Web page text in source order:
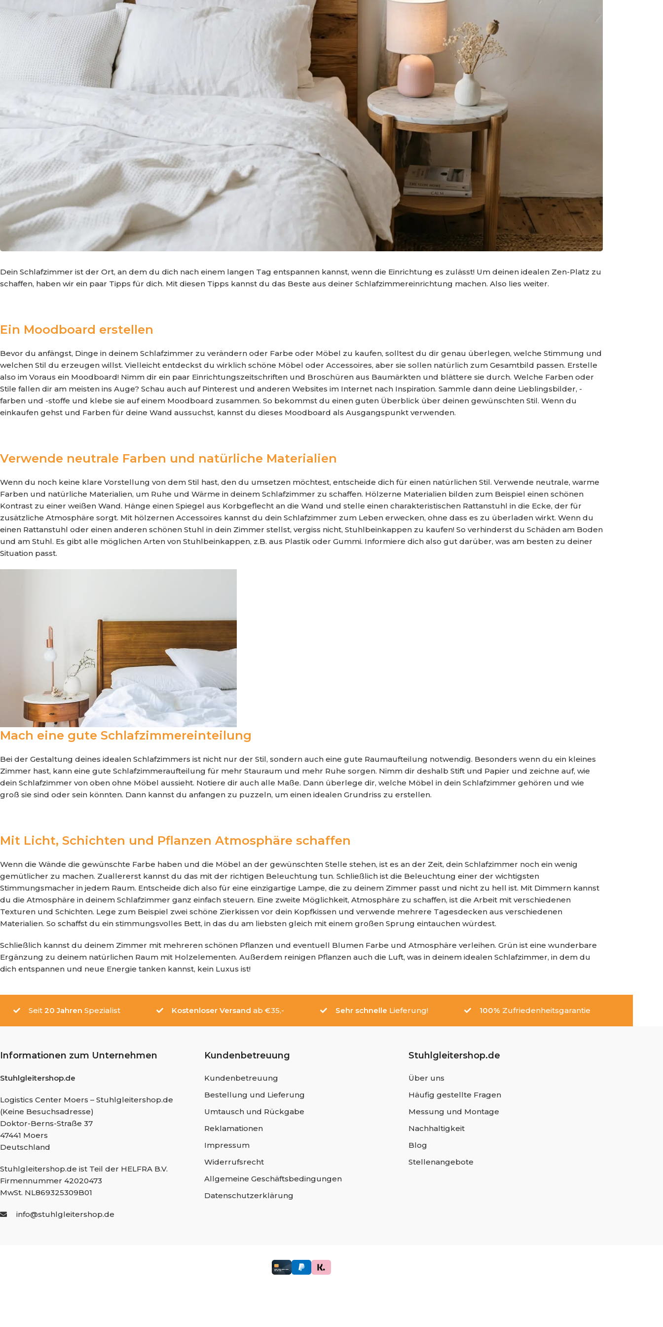
Dein Schlafzimmer ist der Ort, an dem du dich nach einem langen Tag entspannen kannst, wenn die Einrichtung es zulässt! Um deinen idealen Zen-Platz zu
schaffen, haben wir ein paar Tipps für dich. Mit diesen Tipps kannst du das Beste aus deiner Schlafzimmereinrichtung machen. Also lies weiter.
Ein Moodboard erstellen
Bevor du anfängst, Dinge in deinem Schlafzimmer zu verändern oder Farbe oder Möbel zu kaufen, solltest du dir genau überlegen, welche Stimmung und
welchen Stil du erzeugen willst. Vielleicht entdeckst du wirklich schöne Möbel oder Accessoires, aber sie sollen natürlich zum Gesamtbild passen. Erstelle
also im Voraus ein Moodboard! Nimm dir ein paar Einrichtungszeitschriften und Broschüren aus Baumärkten und blättere sie durch. Welche Farben oder
Stile fallen dir am meisten ins Auge? Schau auch auf Pinterest und anderen Websites im Internet nach Inspiration. Sammle dann deine Lieblingsbilder, -
farben und -stoffe und klebe sie auf einem Moodboard zusammen. So bekommst du einen guten Überblick über deinen gewünschten Stil. Wenn du
einkaufen gehst und Farben für deine Wand aussuchst, kannst du dieses Moodboard als Ausgangspunkt verwenden.
Verwende neutrale Farben und natürliche Materialien
Wenn du noch keine klare Vorstellung von dem Stil hast, den du umsetzen möchtest, entscheide dich für einen natürlichen Stil. Verwende neutrale, warme
Farben und natürliche Materialien, um Ruhe und Wärme in deinem Schlafzimmer zu schaffen. Hölzerne Materialien bilden zum Beispiel einen schönen
Kontrast zu einer weißen Wand. Hänge einen Spiegel aus Korbgeflecht an die Wand und stelle einen charakteristischen Rattanstuhl in die Ecke, der für
zusätzliche Atmosphäre sorgt. Mit hölzernen Accessoires kannst du dein Schlafzimmer zum Leben erwecken, ohne dass es zu überladen wirkt. Wenn du
einen Rattanstuhl oder einen anderen schönen Stuhl in dein Zimmer stellst, vergiss nicht, Stuhlbeinkappen zu kaufen! So verhinderst du Schäden am Boden
und am Stuhl. Es gibt alle möglichen Arten von Stuhlbeinkappen, z.B. aus Plastik oder Gummi. Informiere dich also gut darüber, was am besten zu deiner
Situation passt.
Mach eine gute Schlafzimmereinteilung
Bei der Gestaltung deines idealen Schlafzimmers ist nicht nur der Stil, sondern auch eine gute Raumaufteilung notwendig. Besonders wenn du ein kleines
Zimmer hast, kann eine gute Schlafzimmeraufteilung für mehr Stauraum und mehr Ruhe sorgen. Nimm dir deshalb Stift und Papier und zeichne auf, wie
dein Schlafzimmer von oben ohne Möbel aussieht. Notiere dir auch alle Maße. Dann überlege dir, welche Möbel in dein Schlafzimmer gehören und wie
groß sie sind oder sein könnten. Dann kannst du anfangen zu puzzeln, um einen idealen Grundriss zu erstellen.
Mit Licht, Schichten und Pflanzen Atmosphäre schaffen
Wenn die Wände die gewünschte Farbe haben und die Möbel an der gewünschten Stelle stehen, ist es an der Zeit, dein Schlafzimmer noch ein wenig
gemütlicher zu machen. Zuallererst kannst du das mit der richtigen Beleuchtung tun. Schließlich ist die Beleuchtung einer der wichtigsten
Stimmungsmacher in jedem Raum. Entscheide dich also für eine einzigartige Lampe, die zu deinem Zimmer passt und nicht zu hell ist. Mit Dimmern kannst
du die Atmosphäre in deinem Schlafzimmer ganz einfach steuern. Eine zweite Möglichkeit, Atmosphäre zu schaffen, ist die Arbeit mit verschiedenen
Texturen und Schichten. Lege zum Beispiel zwei schöne Zierkissen vor dein Kopfkissen und verwende mehrere Tagesdecken aus verschiedenen
Materialien. So schaffst du ein stimmungsvolles Bett, in das du am liebsten gleich mit einem großen Sprung eintauchen würdest.
Schließlich kannst du deinem Zimmer mit mehreren schönen Pflanzen und eventuell Blumen Farbe und Atmosphäre verleihen. Grün ist eine wunderbare
Ergänzung zu deinem natürlichen Raum mit Holzelementen. Außerdem reinigen Pflanzen auch die Luft, was in deinem idealen Schlafzimmer, in dem du
dich entspannen und neue Energie tanken kannst, kein Luxus ist!
Seit 20 Jahren Spezialist Kostenloser Versand ab €35,- Sehr schnelle Lieferung! 100% Zufriedenheitsgarantie
Informationen zum Unternehmen
Stuhlgleitershop.de
Logistics Center Moers – Stuhlgleitershop.de
(Keine Besuchsadresse)
Doktor-Berns-Straße 37
47441 Moers
Deutschland
Stuhlgleitershop.de ist Teil der HELFRA B.V.
Firmennummer 42020473
MwSt. NL869325309B01
info@stuhlgleitershop.de
Kundenbetreuung
Kundenbetreuung
Bestellung und Lieferung
Umtausch und Rückgabe
Reklamationen
Impressum
Widerrufsrecht
Allgemeine Geschäftsbedingungen
Datenschutzerklärung
Stuhlgleitershop.de
Über uns
Häufig gestellte Fragen
Messung und Montage
Nachhaltigkeit
Blog
Stellenangebote